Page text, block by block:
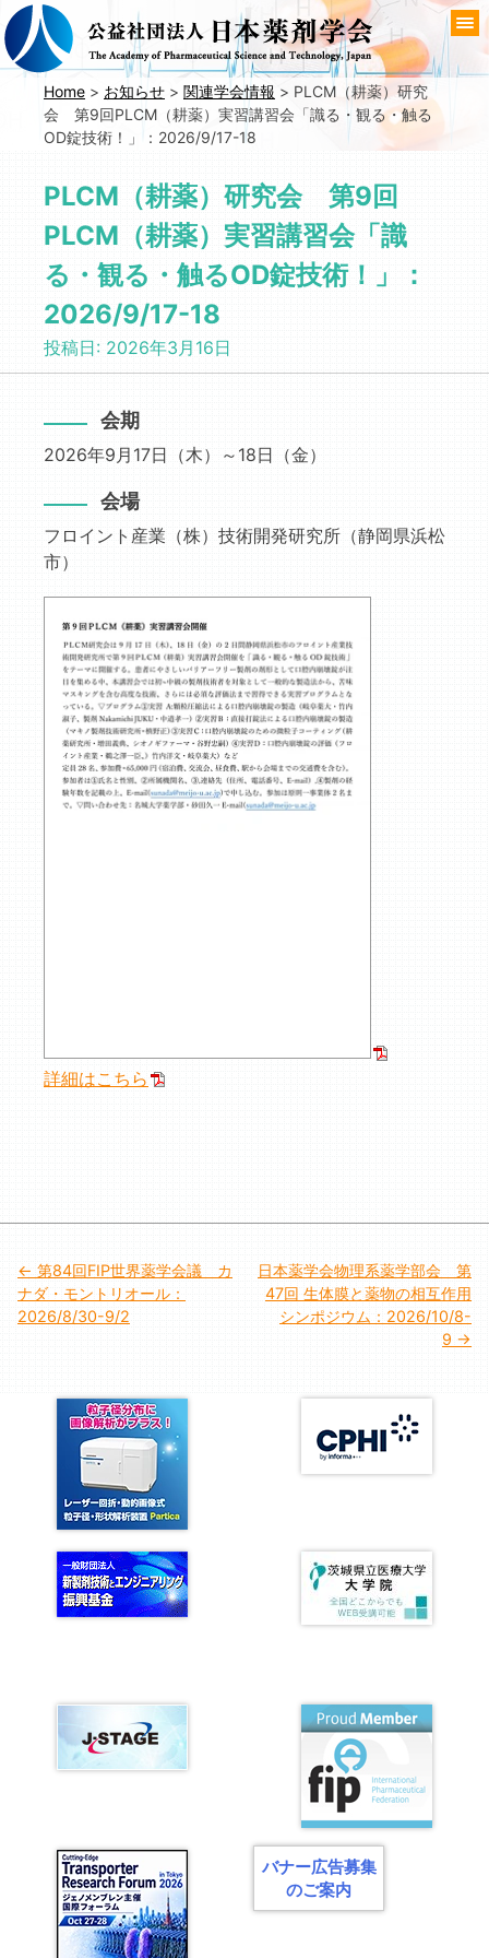
コ
ン
テ
Home > お知らせ > 関連学会情報 > PLCM（耕薬）研究
会 第9回PLCM（耕薬）実習講習会「識る・観る・触る
OD錠技術！」：2026/9/17-18
PLCM（耕薬）研究会 第9回
PLCM（耕薬）実習講習会「識
る・観る・触るOD錠技術！」：
2026/9/17-18
投稿日: 2026年3月16日
会期
2026年9月17日（木）～18日（金）
会場
フロイント産業（株）技術開発研究所（静岡県浜松
市）
詳細はこちら
投
稿
第84回FIP世界薬学会議 カ
ナダ・モントリオール：
2026/8/30-9/2
日本薬学会物理系薬学部会 第
47回 生体膜と薬物の相互作用
シンポジウム：2026/10/8-
9
バナー広告募集
のご案内